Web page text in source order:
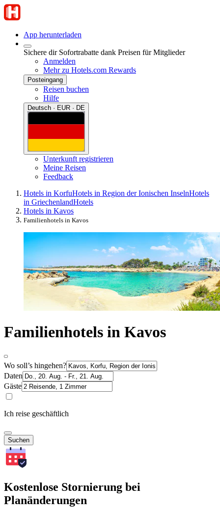
App herunterladen
Sichere dir Sofortrabatte dank Preisen für Mitglieder
Anmelden
Mehr zu Hotels.com Rewards
Posteingang
Reisen buchen
Hilfe
Deutsch · EUR · DE
Unterkunft registrieren
Meine Reisen
Feedback
Hotels in KorfuHotels in Region der Ionischen InselnHotels
in GriechenlandHotels
Hotels in Kavos
Familienhotels in Kavos
Familienhotels in Kavos
Wo soll’s hingehen?
Daten
Gäste
Ich reise geschäftlich
Suchen
Kostenlose Stornierung bei
Planänderungen